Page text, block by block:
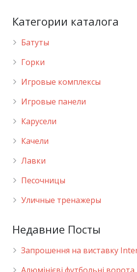
Категории каталога
Батуты
Горки
Игровые комплексы
Игровые панели
Карусели
Качели
Лавки
Песочницы
Уличные тренажеры
Недавние Посты
Запрошення на виставку